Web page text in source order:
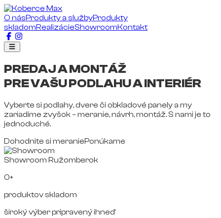
O násProdukty a službyProdukty
skladomRealizácieShowroomKontakt
PREDAJ A MONTÁŽ
PRE VAŠU PODLAHU A INTERIÉR
Vyberte si podlahy, dvere či obkladové panely a my
zariadime zvyšok – meranie, návrh, montáž. S nami je to
jednoduché.
Dohodnite si meraniePonúkame
Showroom Ružomberok
0+
produktov skladom
široký výber pripravený ihneď